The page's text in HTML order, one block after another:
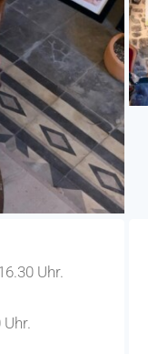
Uhr.